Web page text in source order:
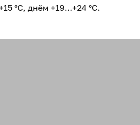
°C, днём +19…+24 °C.